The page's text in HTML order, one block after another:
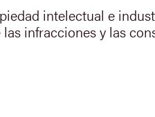
intelectual e
infracciones y las